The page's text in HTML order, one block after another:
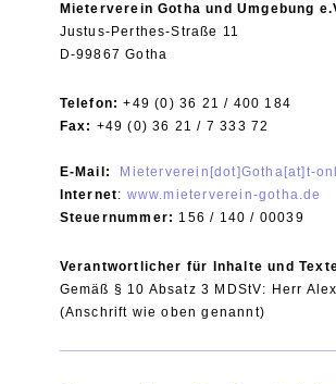
Mieterverein Gotha und Umgebung
Justus-Perthes-Straße 11
D-99867 Gotha
Telefon:+49 (0) 36 21 / 400 184
Fax: +49 (0) 36 21 / 7 333 72
E-Mail:
Mieterverein[dot]Gotha[at]t-
Internet: www.mieterverein-gotha.de
Steuernummer: 156 / 140 / 00039
Verantwortlicher für Inhalte und
Gemäß § 10 Absatz 3 MDStV: Herr
(Anschrift wie oben genannt)